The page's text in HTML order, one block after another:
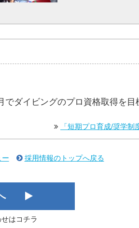
ダイビングのプロ資格取得を目
「短期プロ育成/奨学制
ー 採用情報のトップへ戻る
はコチラ